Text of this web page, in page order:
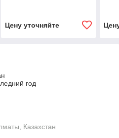
Цену уточняйте
год
Казахстан